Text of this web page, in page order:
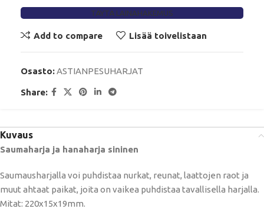
TÄYTÄ LAINAHAKEMUS
Add to compare Lisää toivelistaan
Osasto:ASTIANPESUHARJAT
Share:
Kuvaus
Saumaharja ja hanaharja sininen
Saumausharjalla voi puhdistaa nurkat, reunat, laattojen raot ja
muut ahtaat paikat, joita on vaikea puhdistaa tavallisella harjalla.
Mitat: 220x15x19mm.